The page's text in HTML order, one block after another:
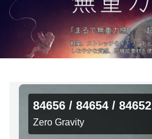
84656 / 84654 / 84652
Zero Gravity